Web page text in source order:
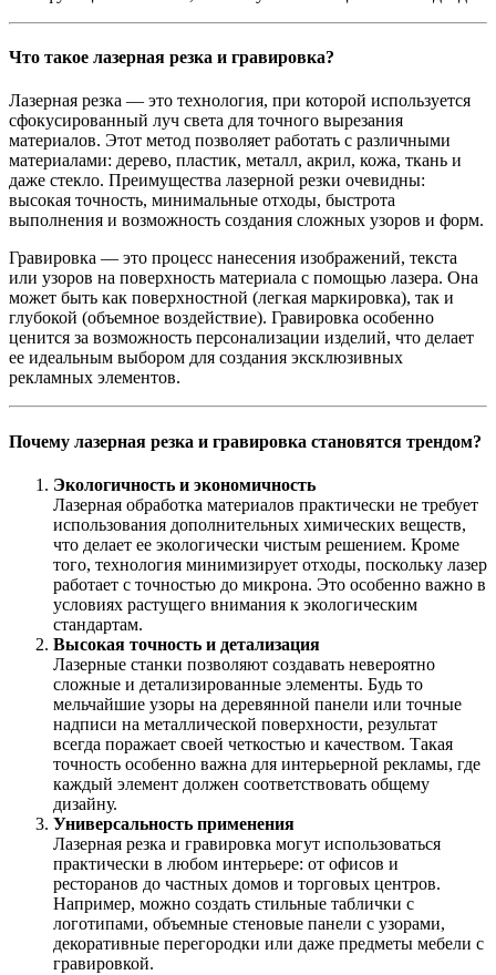
Что такое лазерная резка и гравировка?
Лазерная резка — это технология, при которой используется
сфокусированный луч света для точного вырезания
материалов. Этот метод позволяет работать с различными
материалами: дерево, пластик, металл, акрил, кожа, ткань и
даже стекло. Преимущества лазерной резки очевидны:
высокая точность, минимальные отходы, быстрота
выполнения и возможность создания сложных узоров и форм.
Гравировка — это процесс нанесения изображений, текста
или узоров на поверхность материала с помощью лазера. Она
может быть как поверхностной (легкая маркировка), так и
глубокой (объемное воздействие). Гравировка особенно
ценится за возможность персонализации изделий, что делает
ее идеальным выбором для создания эксклюзивных
рекламных элементов.
Почему лазерная резка и гравировка становятся трендом?
Экологичность и экономичность
Лазерная обработка материалов практически не требует
использования дополнительных химических веществ,
что делает ее экологически чистым решением. Кроме
того, технология минимизирует отходы, поскольку лазер
работает с точностью до микрона. Это особенно важно в
условиях растущего внимания к экологическим
стандартам.
Высокая точность и детализация
Лазерные станки позволяют создавать невероятно
сложные и детализированные элементы. Будь то
мельчайшие узоры на деревянной панели или точные
надписи на металлической поверхности, результат
всегда поражает своей четкостью и качеством. Такая
точность особенно важна для интерьерной рекламы, где
каждый элемент должен соответствовать общему
дизайну.
Универсальность применения
Лазерная резка и гравировка могут использоваться
практически в любом интерьере: от офисов и
ресторанов до частных домов и торговых центров.
Например, можно создать стильные таблички с
логотипами, объемные стеновые панели с узорами,
декоративные перегородки или даже предметы мебели с
гравировкой.